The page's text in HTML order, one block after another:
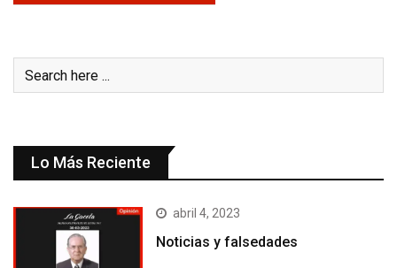
Lo Más Reciente
abril 4, 2023
Noticias y falsedades